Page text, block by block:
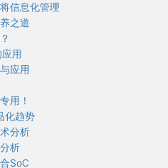
信息化管理
之道
用
应用
用！
化趋势
分析
析
SoC